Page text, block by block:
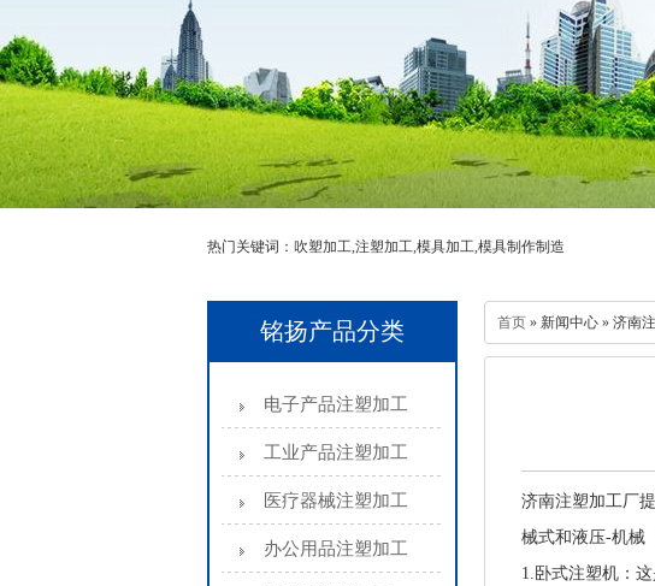
热门关键词：吹塑加工,注塑加工,模具加工,模具制作制造
铭扬产品分类
电子产品注塑加工
工业产品注塑加工
医疗器械注塑加工
办公用品注塑加工
首页 » 新闻中心 » 济南
济南注塑加工厂
械式和液压-机
1.卧式注塑机：